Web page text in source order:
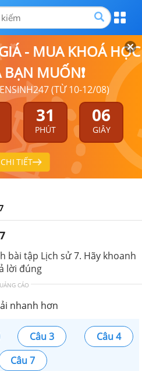
- MUA KHOÁ HỌC
MUỐN❗
(TỪ 10-12/08)
31
PHÚT
06
GIÂY
TIẾT
bài tập Lịch sử 7. Hãy khoanh
lời đúng
CÁO
nhanh hơn
Câu 3
Câu 4
Câu 7